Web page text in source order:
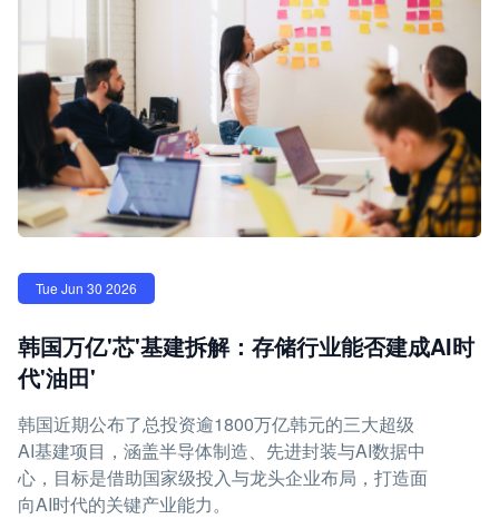
Tue Jun 30 2026
韩国万亿'芯'基建拆解：存储行业能否建成AI时
代'油田'
韩国近期公布了总投资逾1800万亿韩元的三大超级
AI基建项目，涵盖半导体制造、先进封装与AI数据中
心，目标是借助国家级投入与龙头企业布局，打造面
向AI时代的关键产业能力。